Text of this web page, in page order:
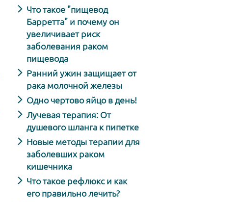
Что такое "пищевод
Барретта" и почему он
увеличивает риск
заболевания раком
пищевода
Ранний ужин защищает от
рака молочной железы
Одно чертово яйцо в день!
Лучевая терапия: От
душевого шланга к пипетке
Новые методы терапии для
заболевших раком
кишечника
Что такое рефлюкс и как
его правильно лечить?